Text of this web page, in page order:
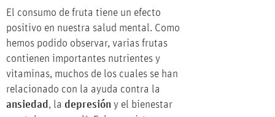
El consumo de fruta tiene un efecto
positivo en nuestra salud mental. Como
hemos podido observar, varias frutas
contienen importantes nutrientes y
vitaminas, muchos de los cuales se han
relacionado con la ayuda contra la
ansiedad , la depresión y el bienestar